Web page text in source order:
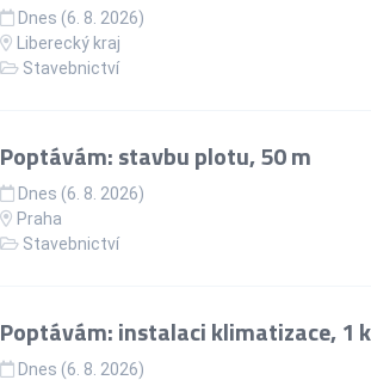
Dnes (6. 8. 2026)
Liberecký kraj
Stavebnictví
Poptávám: stavbu plotu, 50 m
Dnes (6. 8. 2026)
Praha
Stavebnictví
Poptávám: instalaci klimatizace, 1
Dnes (6. 8. 2026)